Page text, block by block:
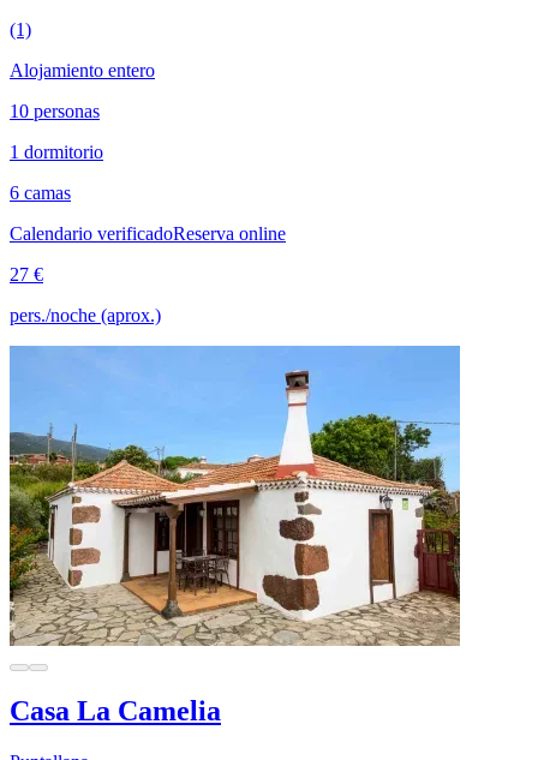
(1)
Alojamiento entero
10 personas
1 dormitorio
6 camas
Calendario verificadoReserva online
27 €
pers./noche (aprox.)
Casa La Camelia